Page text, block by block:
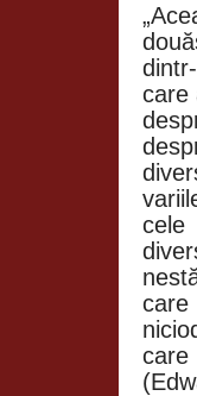
care
cele
care